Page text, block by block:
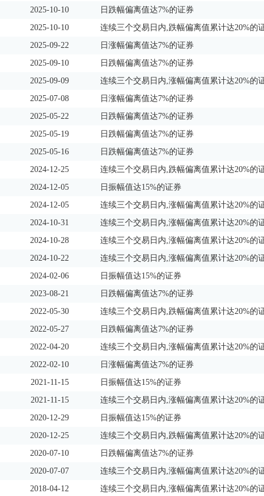
2025-10-10
日跌幅偏离值达7%的证券
2025-10-10
连续三个交易日内,跌幅偏离值累计达20%的
2025-09-22
日涨幅偏离值达7%的证券
2025-09-10
日跌幅偏离值达7%的证券
2025-09-09
连续三个交易日内,涨幅偏离值累计达20%的
2025-07-08
日涨幅偏离值达7%的证券
2025-05-22
日跌幅偏离值达7%的证券
2025-05-19
日跌幅偏离值达7%的证券
2025-05-16
日跌幅偏离值达7%的证券
2024-12-25
连续三个交易日内,跌幅偏离值累计达20%的
2024-12-05
日振幅值达15%的证券
2024-12-05
连续三个交易日内,涨幅偏离值累计达20%的
2024-10-31
连续三个交易日内,涨幅偏离值累计达20%的
2024-10-28
连续三个交易日内,涨幅偏离值累计达20%的
2024-10-22
连续三个交易日内,涨幅偏离值累计达20%的
2024-02-06
日振幅值达15%的证券
2023-08-21
日跌幅偏离值达7%的证券
2022-05-30
连续三个交易日内,跌幅偏离值累计达20%的
2022-05-27
日跌幅偏离值达7%的证券
2022-04-20
连续三个交易日内,涨幅偏离值累计达20%的
2022-02-10
日涨幅偏离值达7%的证券
2021-11-15
日振幅值达15%的证券
2021-11-15
连续三个交易日内,涨幅偏离值累计达20%的
2020-12-29
日振幅值达15%的证券
2020-12-25
连续三个交易日内,跌幅偏离值累计达20%的
2020-07-10
日跌幅偏离值达7%的证券
2020-07-07
连续三个交易日内,涨幅偏离值累计达20%的
2018-04-12
连续三个交易日内,涨幅偏离值累计达20%的